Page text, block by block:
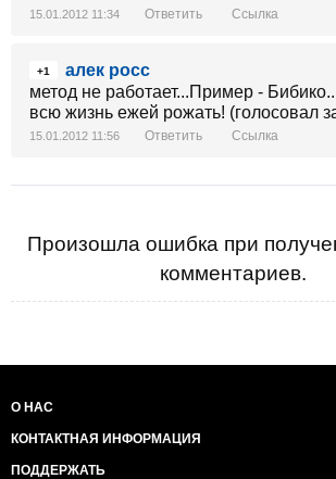
15.01.2012 11:34 Ответить Ссылка
+1
алек росс
метод не работает...Пример -
всю жизнь ежей рожать! (голосовал
15.01.2012 11:56 Ответить Ссылка
Произошла ошибка при
комментариев.
О НАС
КОНТАКТНАЯ ИНФОРМАЦИЯ
ПОДДЕРЖАТЬ